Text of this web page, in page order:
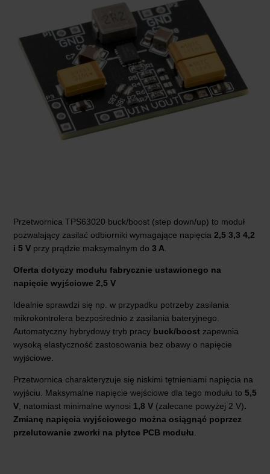
Przetwornica TPS63020 buck/boost (step down/up) to moduł
pozwalający zasilać odbiorniki wymagające napięcia 2,5 3,3 4,2
i 5 V przy prądzie maksymalnym do 3 A
Oferta dotyczy modułu fabrycznie ustawionego na
napięcie wyjściowe 2,5 V
Idealnie sprawdzi się np. w przypadku potrzeby zasilania
mikrokontrolera bezpośrednio z zasilania bateryjnego.
Automatyczny hybrydowy tryb pracy buck/boost zapewnia
wysoką elastyczność zastosowania bez obawy o napięcie
wyjściowe.
Przetwornica charakteryzuje się niskimi tętnieniami napięcia na
wyjściu. Maksymalne napięcie wejściowe dla tego modułu to 5,5
V , natomiast minimalne wynosi 1,8 V (zalecane powyżej 2 V).
Zmianę napięcia wyjściowego można osiągnąć poprzez
przelutowanie zworki na płytce PCB modułu